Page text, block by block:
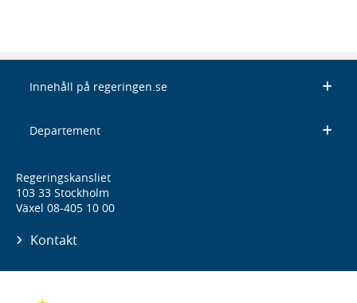
Innehåll på regeringen.se
Departement
Regeringskansliet
103 33 Stockholm
Växel 08-405 10 00
Kontakt